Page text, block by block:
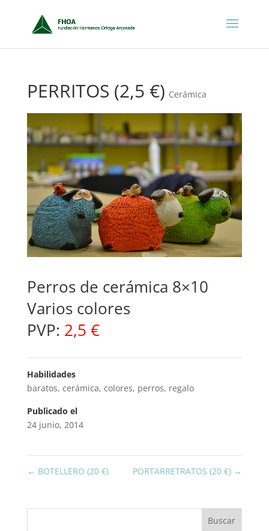
PERRITOS (2,5 €) Cerámica
Perros de cerámica 8×10
Varios colores
PVP: 2,5 €
Habilidades
baratos, cerámica, colores, perros, regalo
Publicado el
24 junio, 2014
← BOTELLERO (20 €) PORTARRETRATOS (20 €) →